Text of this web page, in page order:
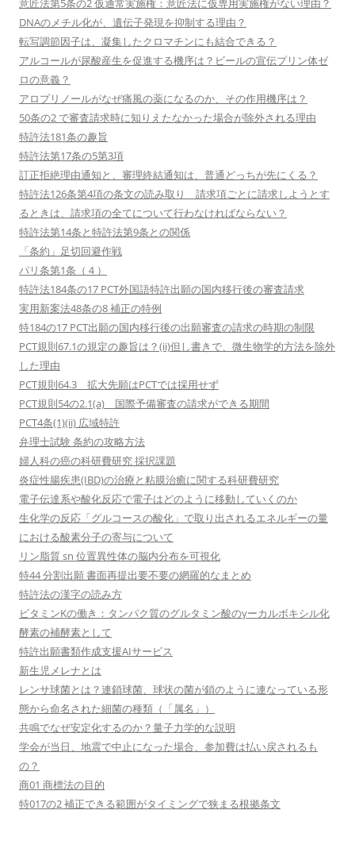
意匠法第5条の2 仮通常実施権：意匠法に仮専用実施権がない理由？
DNAのメチル化が、遺伝子発現を抑制する理由？
転写調節因子は、凝集したクロマチンにも結合できる？
アルコールが尿酸産生を促進する機序は？ビールの宣伝プリン体ゼ
ロの意義？
アロプリノールがなぜ痛風の薬になるのか、その作用機序は？
50条の2 で審査請求時に知りえたなかった場合が除外される理由
特許法181条の趣旨
特許法第17条の5第3項
訂正拒絶理由通知と、審理終結通知は、普通どっちが先にくる？
特許法126条第4項の条文の読み取り 請求項ごとに請求しようとす
るときは、請求項の全てについて行わなければならない？
特許法第14条と特許法第9条との関係
「条約」足切回避作戦
パリ条第1条（４）
特許法184条の17 PCT外国語特許出願の国内移行後の審査請求
実用新案法48条の8 補正の特例
特184の17 PCT出願の国内移行後の出願審査の請求の時期の制限
PCT規則67.1の規定の趣旨は？(ii)但し書きで、微生物学的方法を除外
した理由
PCT規則64.3 拡大先願はPCTでは採用せず
PCT規則54の2.1(a) 国際予備審査の請求ができる期間
PCT4条(1)(ii) 広域特許
弁理士試験 条約の攻略方法
婦人科の癌の科研費研究 採択課題
炎症性腸疾患(IBD)の治療と粘膜治癒に関する科研費研究
電子伝達系や酸化反応で電子はどのように移動していくのか
生化学の反応「グルコースの酸化」で取り出されるエネルギーの量
における酸素分子の寄与について
リン脂質 sn 位置異性体の脳内分布を可視化
特44 分割出願 書面再提出要不要の網羅的なまとめ
特許法の漢字の読み方
ビタミンKの働き：タンパク質のグルタミン酸のγーカルボキシル化
酵素の補酵素として
特許出願書類作成支援AIサービス
新生児メレナとは
レンサ球菌とは？連鎖球菌、球状の菌が鎖のように連なっている形
態から命名された細菌の種類（「属名」）
共鳴でなぜ安定化するのか？量子力学的な説明
学会が当日、地震で中止になった場合、参加費は払い戻されるも
の？
商01 商標法の目的
特017の2 補正できる範囲がタイミングで狭まる根拠条文